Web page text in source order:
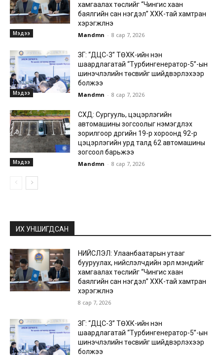
Мэдээ
хамгаалах төслийг “Чингис хаан
баялгийн сан нэгдэл” ХХК-тай хамтран
хэрэгжүүлнэ
Mandmn - 8 сар 7, 2026
Мэдээ
ЗГ: “ДЦС-3” ТӨХК-ийн нэн
шаардлагатай “Турбингенератор-5”-ын
шинэчлэлийн төсвийг шийдвэрлэхээр
болжээ
Mandmn - 8 сар 7, 2026
Мэдээ
СХД: Сургууль, цэцэрлэгийн
автомашины зогсоолыг нэмэгдүүлэх
зорилгоор дүүргийн 19-р хороонд 92-р
цэцэрлэгийн урд талд 62 автомашины
зогсоол барьжээ
Mandmn - 8 сар 7, 2026
ИХ УНШИГДСАН
НИЙСЛЭЛ: Улаанбаатарын утааг
бууруулах, нийслэлчүүдийн эрүүл мэндийг
хамгаалах төслийг “Чингис хаан
баялгийн сан нэгдэл” ХХК-тай хамтран
хэрэгжүүлнэ
8 сар 7, 2026
ЗГ: “ДЦС-3” ТӨХК-ийн нэн
шаардлагатай “Турбингенератор-5”-ын
шинэчлэлийн төсвийг шийдвэрлэхээр
болжээ